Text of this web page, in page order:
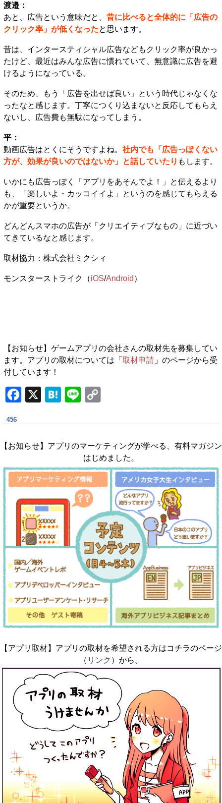
渡邉：
あと、広告という意味だと、 昔に比べると全体的に「広告の
クリック率」が低くなったと思います。
昔は、インタースティシャル広告などもクリック率が良かっ
たけど、最近はみんな広告に慣れていて、無意識に広告を避
けるようになっている。
そのため、もう「広告を出せば良い」という時代じゃなくな
ったなと感じます。丁寧につくり込まないと反応してもらえ
ないし、広告費も無駄になってしまう。
平：
動画広告はとくにそうですよね。 社内でも「広告っぽくない
方が、効果が良いのではないか」と話していたり もします。
いかにも広告っぽく「アプリをあそんでよ！」と伝えるより
も、「楽しいよ・カッコイイよ」というのを感じてもらえる
かが重要というか。
どんどんスマホの広告が「クリエイティブなもの」に近づい
てきているなと感じます。
取材協力：株式会社ミクシィ
モンスターストライク（iOS/Android ）
【お知らせ】ゲームアプリの会社さんの取材先を募集してい
ます。アプリの取材については「 取材申請 」のページから受
付しています！
F
c
e
o
o
k
X
H
e
n
Li
e
p
y
Li
n
k
456
【お知らせ】アプリのマーケティングが学べる、有料マガジン
はじめました。
【アプリ取材】アプリの取材を希望される方はコチラのページ
（ リンク ）から。